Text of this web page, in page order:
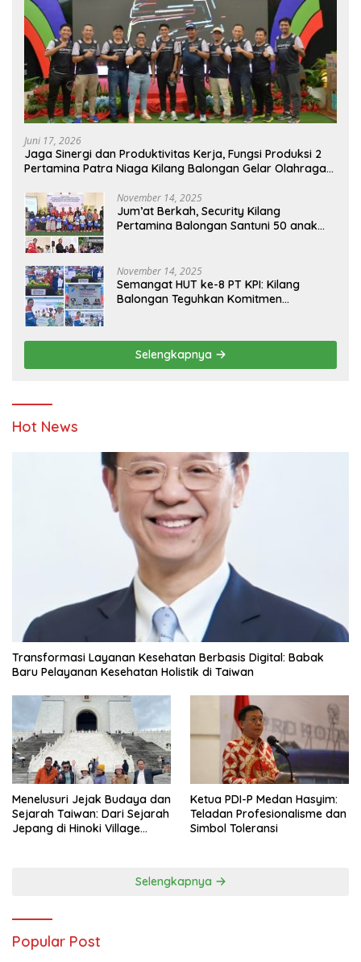
Juni 17, 2026
Jaga Sinergi dan Produktivitas Kerja, Fungsi Produksi 2
Pertamina Patra Niaga Kilang Balongan Gelar Olahraga
November 14, 2025
Jum’at Berkah, Security Kilang
Pertamina Balongan Santuni 50 anak
November 14, 2025
Semangat HUT ke-8 PT KPI: Kilang
Balongan Teguhkan Komitmen
Pendidikan
Selengkapnya
Hot News
Transformasi Layanan Kesehatan Berbasis Digital: Babak
Baru Pelayanan Kesehatan Holistik di Taiwan
Menelusuri Jejak Budaya dan
Sejarah Taiwan: Dari Sejarah
Jepang di Hinoki Village
Ketua PDI-P Medan Hasyim:
Teladan Profesionalisme dan
Simbol Toleransi
Selengkapnya
Popular Post